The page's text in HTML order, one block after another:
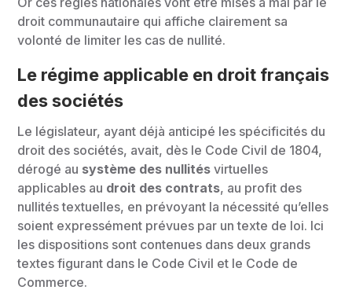
droit communautaire qui affiche clairement sa
volonté de limiter les cas de nullité.
Le régime applicable en droit français
des sociétés
Le législateur, ayant déjà anticipé les spécificités du
droit des sociétés, avait, dès le Code Civil de 1804,
dérogé au système des nullités virtuelles
applicables au droit des contrats, au profit des
nullités textuelles, en prévoyant la nécessité qu’elles
soient expressément prévues par un texte de loi. Ici
les dispositions sont contenues dans deux grands
textes figurant dans le Code Civil et le Code de
Commerce.